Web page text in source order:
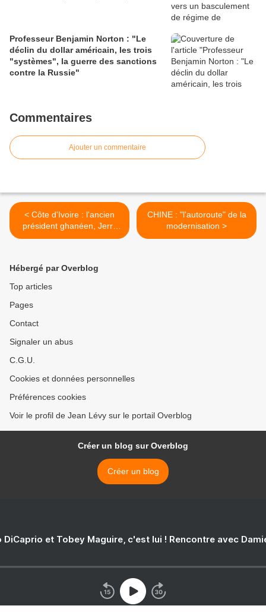
Professeur Benjamin Norton : "Le
déclin du dollar américain, les trois
"systèmes", la guerre des sanctions
contre la Russie"
Commentaires
Ajouter un commentaire
< Côte d'Ivoire : l'ancien
président ghanéen, Jerry
Rawlings s'exprime
CHINE : "l'autoroute" de la
modernisation >
Hébergé par Overblog
Top articles
Pages
Contact
Signaler un abus
C.G.U.
Cookies et données personnelles
Préférences cookies
Voir le profil de Jean Lévy sur le portail Overblog
Créer un blog sur Overblog
Créer un blog
DiCaprio et Tobey Maguire, c'est lui ! Rencontre avec